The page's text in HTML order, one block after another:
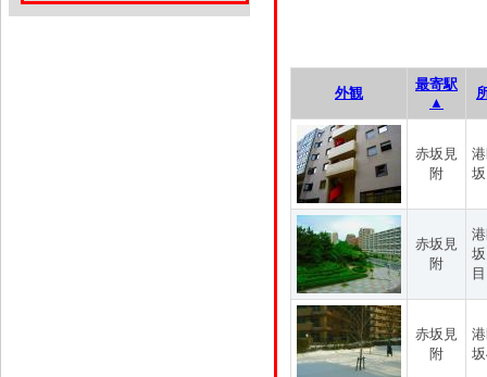
外観
最寄駅
▲
赤坂見
附
赤坂見
附
目
赤坂見
附